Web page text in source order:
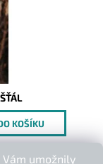
Vám umožnily